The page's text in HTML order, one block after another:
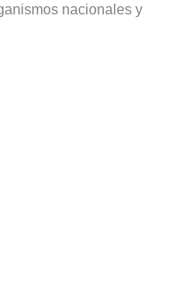
nacionales y